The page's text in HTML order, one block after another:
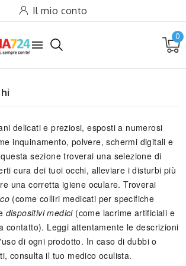
Il mio conto

0
delicati e preziosi, esposti a numerosi
inquinamento, polvere, schermi digitali e
sezione troverai una selezione di
cura dei tuoi occhi, alleviare i disturbi più
una corretta igiene oculare. Troverai
(come colliri medicati per specifiche
dispositivi medici(come lacrime artificiali e
contatto). Leggi attentamente le descrizioni
di ogni prodotto. In caso di dubbi o
consulta il tuo medico oculista.